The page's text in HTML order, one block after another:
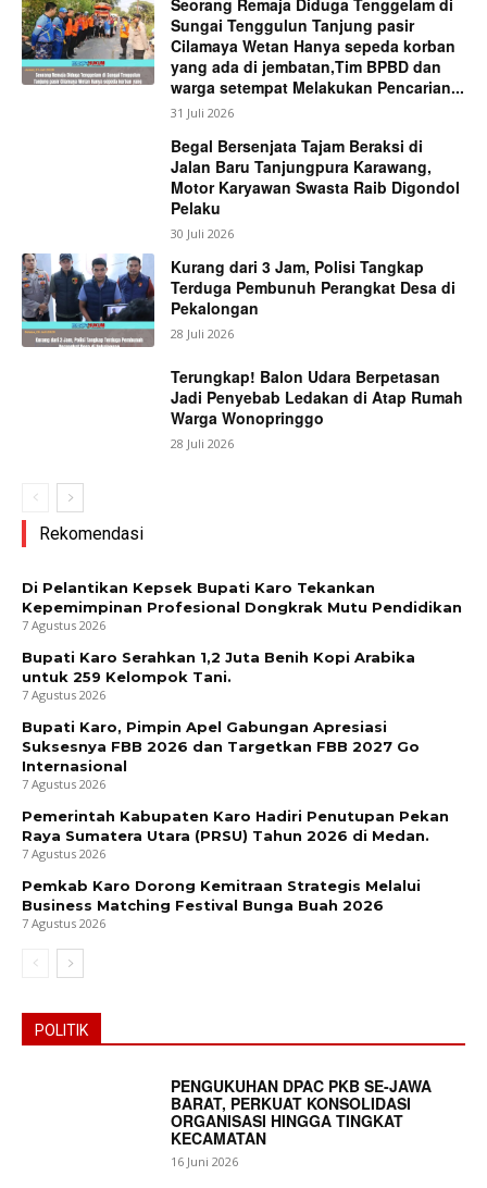
Sungai Tenggulun Tanjung pasir
Cilamaya Wetan Hanya sepeda korban
yang ada di jembatan,Tim BPBD dan
warga setempat Melakukan Pencarian...
31 Juli 2026
Begal Bersenjata Tajam Beraksi di
Jalan Baru Tanjungpura Karawang,
Motor Karyawan Swasta Raib Digondol
Pelaku
30 Juli 2026
Kurang dari 3 Jam, Polisi Tangkap
Terduga Pembunuh Perangkat Desa di
Pekalongan
28 Juli 2026
Terungkap! Balon Udara Berpetasan
Jadi Penyebab Ledakan di Atap Rumah
Warga Wonopringgo
28 Juli 2026
Rekomendasi
Di Pelantikan Kepsek Bupati Karo Tekankan
Kepemimpinan Profesional Dongkrak Mutu Pendidikan
7 Agustus 2026
Bupati Karo Serahkan 1,2 Juta Benih Kopi Arabika
untuk 259 Kelompok Tani.
7 Agustus 2026
Bupati Karo, Pimpin Apel Gabungan Apresiasi
Suksesnya FBB 2026 dan Targetkan FBB 2027 Go
Internasional
7 Agustus 2026
Pemerintah Kabupaten Karo Hadiri Penutupan Pekan
Raya Sumatera Utara (PRSU) Tahun 2026 di Medan.
7 Agustus 2026
Pemkab Karo Dorong Kemitraan Strategis Melalui
Business Matching Festival Bunga Buah 2026
7 Agustus 2026
POLITIK
PENGUKUHAN DPAC PKB SE-JAWA
BARAT, PERKUAT KONSOLIDASI
ORGANISASI HINGGA TINGKAT
KECAMATAN
16 Juni 2026